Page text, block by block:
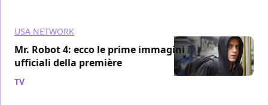
USA NETWORK
Mr. Robot 4: ecco le prime immagini
ufficiali della première
TV